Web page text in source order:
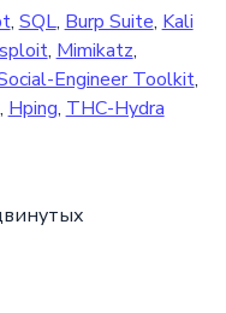
, SQL, Burp Suite, Kali
, Mimikatz,
Engineer Toolkit,
, Hping, THC-Hydra